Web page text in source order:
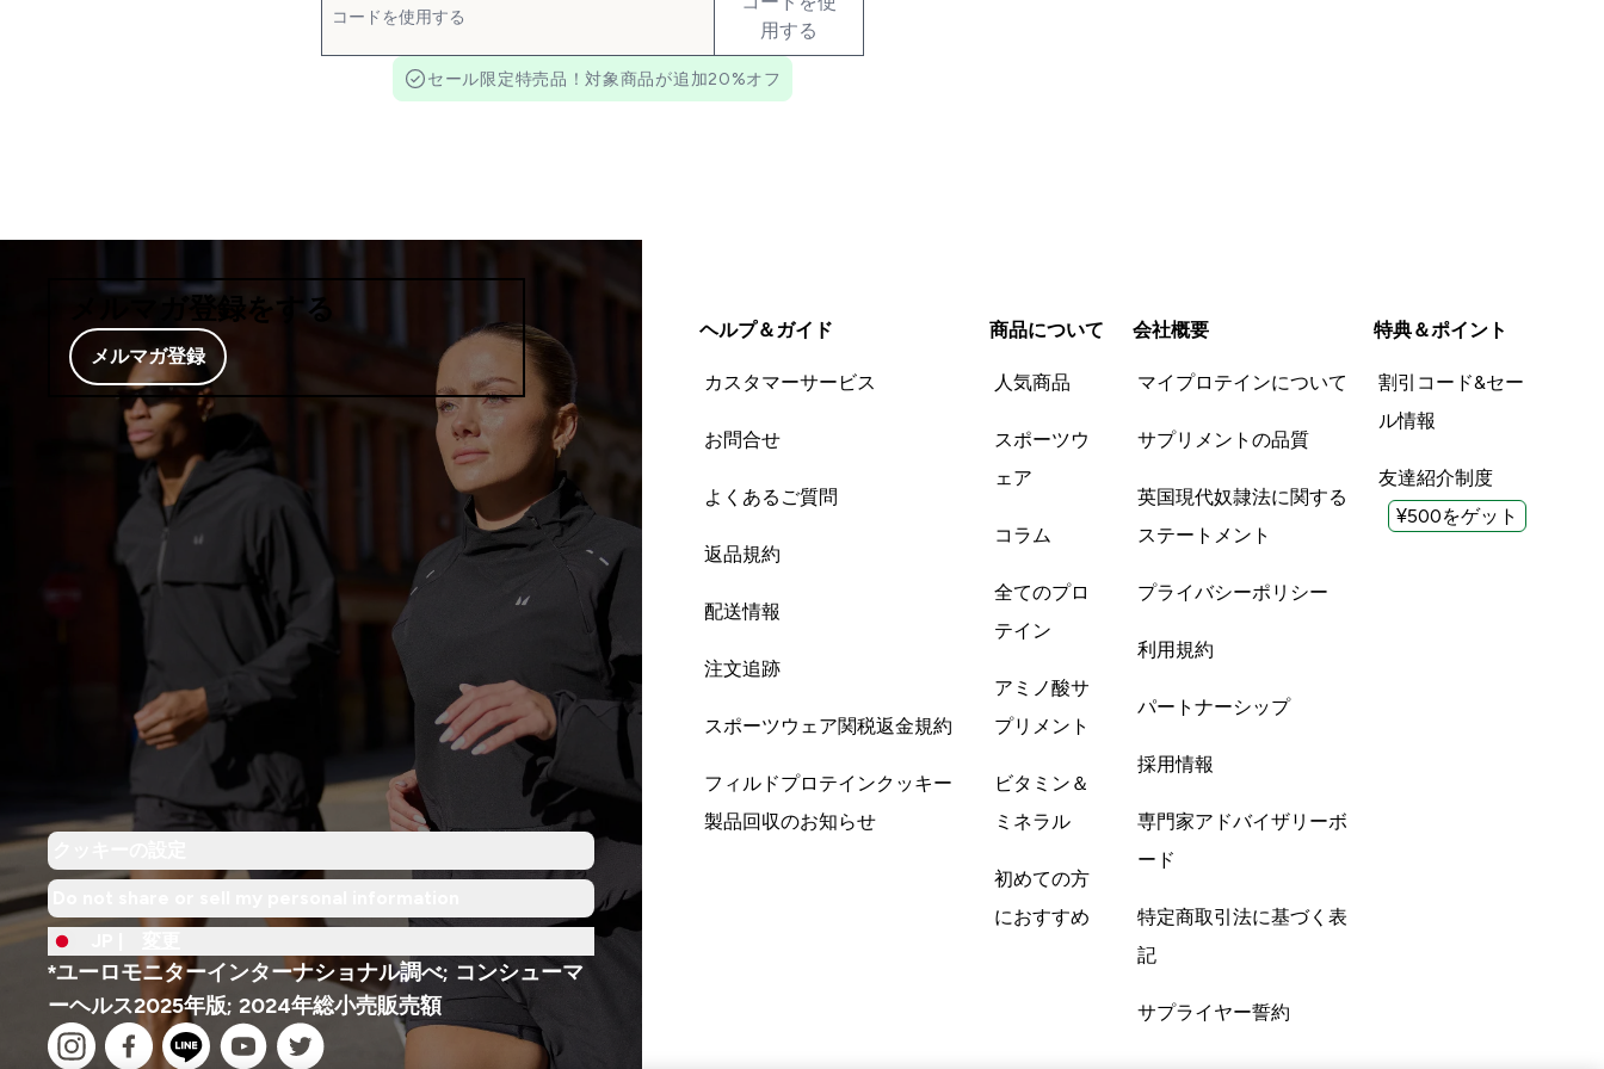
用する
セール限定特売品！対象商品が追加20%オフ
メルマガ登録をする
メルマガ登録
*ユーロモニターインターナショナル調べ; コンシューマ
ーヘルス2025年版; 2024年総小売販売額
ヘルプ＆ガイド
カスタマーサービス
お問合せ
よくあるご質問
返品規約
配送情報
注文追跡
スポーツウェア関税返金規約
フィルドプロテインクッキー
製品回収のお知らせ
商品について
人気商品
スポーツウ
ェア
コラム
全てのプロ
テイン
アミノ酸サ
プリメント
ビタミン＆
ミネラル
初めての方
におすすめ
会社概要
マイプロテインについて
サプリメントの品質
英国現代奴隷法に関する
ステートメント
プライバシーポリシー
利用規約
パートナーシップ
採用情報
専門家アドバイザリーボ
ード
特定商取引法に基づく表
記
サプライヤー誓約
特典＆ポイント
割引コード&セー
ル情報
友達紹介制度
¥500をゲット